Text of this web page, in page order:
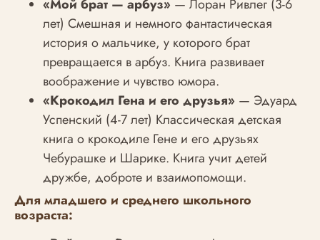
«Мой брат — арбуз» — Лоран Ривлег (3-6
лет) Смешная и немного фантастическая
история о мальчике, у которого брат
превращается в арбуз. Книга развивает
воображение и чувство юмора.
«Крокодил Гена и его друзья» — Эдуард
Успенский (4-7 лет) Классическая детская
книга о крокодиле Гене и его друзьях
Чебурашке и Шарике. Книга учит детей
дружбе, доброте и взаимопомощи.
Для младшего и среднего школьного
возраста: